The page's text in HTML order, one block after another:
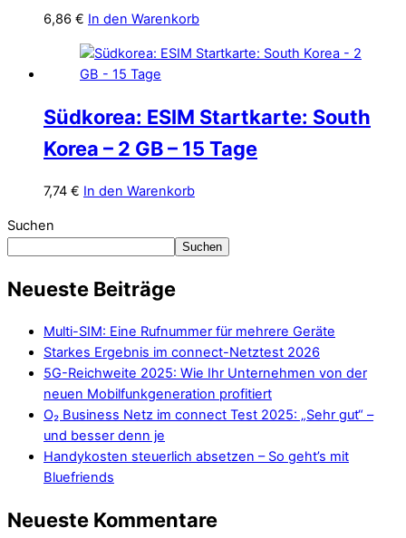
6,86 € In den Warenkorb
Südkorea: ESIM Startkarte: South
Korea – 2 GB – 15 Tage
7,74 € In den Warenkorb
Suchen
Suchen
Neueste Beiträge
Multi-SIM: Eine Rufnummer für mehrere Geräte
Starkes Ergebnis im connect-Netztest 2026
5G-Reichweite 2025: Wie Ihr Unternehmen von der
neuen Mobilfunkgeneration profitiert
O₂ Business Netz im connect Test 2025: „Sehr gut“ –
und besser denn je
Handykosten steuerlich absetzen – So geht’s mit
Bluefriends
Neueste Kommentare